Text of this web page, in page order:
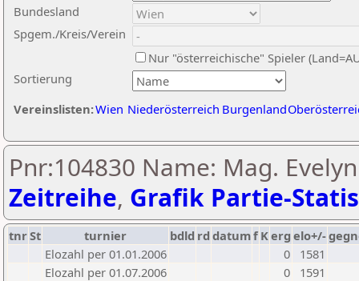
Sortierung
Bundesland
Spgem./Kreis/Verein
Nur "österreichische" Spieler
Vereinslisten:Wien Niederösterreich Burgenland
Pnr:104830 Name: Mag.
Zeitreihe, Grafik Partie-
tnrSt turnier bdld rd datumf Kerg elo+/-
Elozahl per 01.01.2006
0
1581
Elozahl per 01.07.2006
0
1591